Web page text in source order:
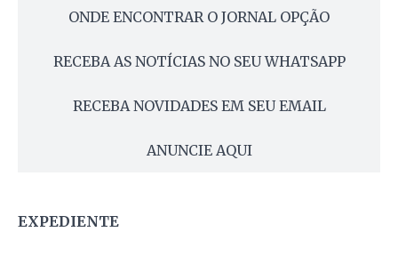
ONDE ENCONTRAR O JORNAL OPÇÃO
RECEBA AS NOTÍCIAS NO SEU WHATSAPP
RECEBA NOVIDADES EM SEU EMAIL
ANUNCIE AQUI
EXPEDIENTE